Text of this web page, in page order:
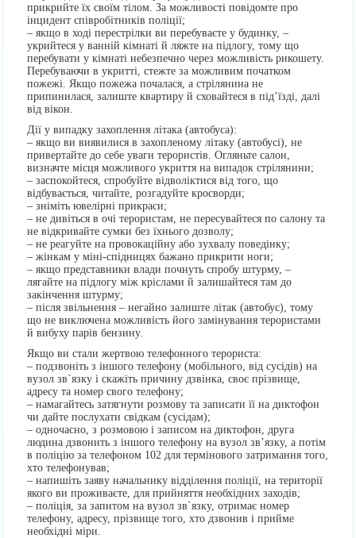
прикрийте їх своїм тілом. За можливості повідомте про
інцидент співробітників поліції;
– якщо в ході перестрілки ви перебуваєте у будинку, –
укрийтеся у ванній кімнаті й ляжте на підлогу, тому що
перебувати у кімнаті небезпечно через можливість рикошету.
Перебуваючи в укритті, стежте за можливим початком
пожежі. Якщо пожежа почалася, а стрілянина не
припинилася, залиште квартиру й сховайтеся в під’їзді, далі
від вікон.
Дії у випадку захоплення літака (автобуса):
– якщо ви виявилися в захопленому літаку (автобусі), не
привертайте до себе уваги терористів. Огляньте салон,
визначте місця можливого укриття на випадок стрілянини;
– заспокойтеся, спробуйте відволіктися від того, що
відбувається, читайте, розгадуйте кросворди;
– зніміть ювелірні прикраси;
– не дивіться в очі терористам, не пересувайтеся по салону та
не відкривайте сумки без їхнього дозволу;
– не реагуйте на провокаційну або зухвалу поведінку;
– жінкам у міні-спідницях бажано прикрити ноги;
– якщо представники влади почнуть спробу штурму, –
лягайте на підлогу між кріслами й залишайтеся там до
закінчення штурму;
– після звільнення – негайно залиште літак (автобус), тому
що не виключена можливість його замінування терористами
й вибуху парів бензину.
Якщо ви стали жертвою телефонного терориста:
– подзвоніть з іншого телефону (мобільного, від сусідів) на
вузол зв`язку і скажіть причину дзвінка, своє прізвище,
адресу та номер свого телефону;
– намагайтесь затягнути розмову та записати її на диктофон
чи дайте послухати свідкам (сусідам);
– одночасно, з розмовою і записом на диктофон, друга
людина дзвонить з іншого телефону на вузол зв’язку, а потім
в поліцію за телефоном 102 для термінового затримання того,
хто телефонував;
– напишіть заяву начальнику відділення поліції, на території
якого ви проживаєте, для прийняття необхідних заходів;
– поліція, за запитом на вузол зв`язку, отримає номер
телефону, адресу, прізвище того, хто дзвонив і прийме
необхідні міри.